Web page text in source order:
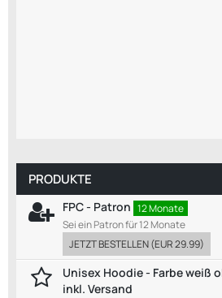
PRODUKTE
FPC - Patron 12 Monate
Sei ein Patron für 12 Monate
JETZT BESTELLEN(EUR 29.99)
Unisex Hoodie - Farbe weiß
inkl. Versand